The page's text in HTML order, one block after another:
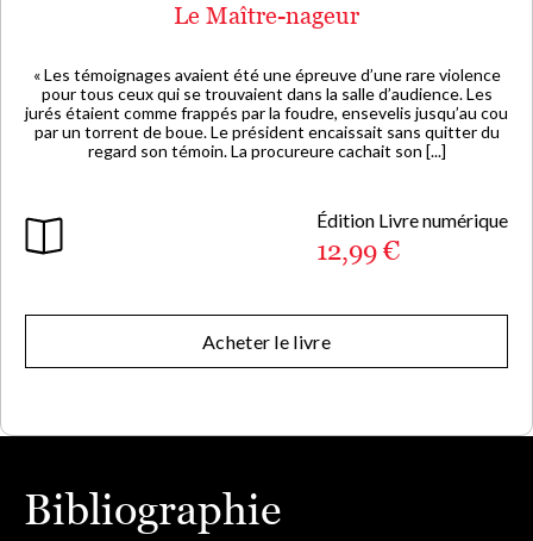
Le Maître-nageur
« Les témoignages avaient été une épreuve d’une rare violence
pour tous ceux qui se trouvaient dans la salle d’audience. Les
jurés étaient comme frappés par la foudre, ensevelis jusqu’au cou
par un torrent de boue. Le président encaissait sans quitter du
regard son témoin. La procureure cachait son [...]
Édition Livre numérique
12,99 €
Acheter le livre
Bibliographie